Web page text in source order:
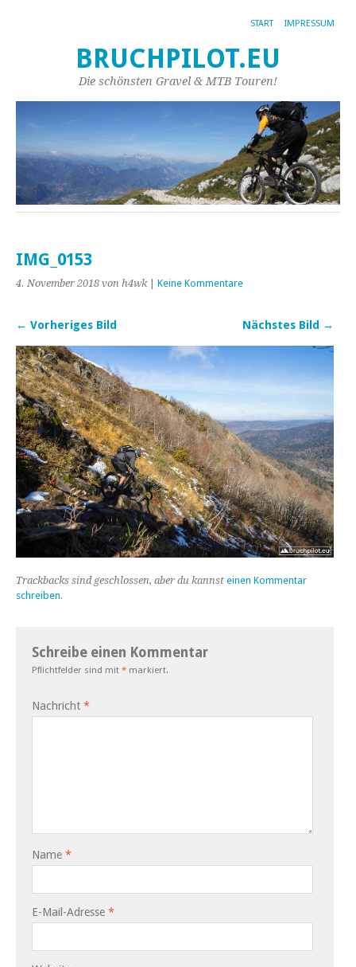
START IMPRESSUM
BRUCHPILOT.EU
Die schönsten Gravel & MTB Touren!
IMG_0153
4. November 2018 von h4wk| Keine Kommentare
← Vorheriges Bild Nächstes Bild →
Trackbacks sind geschlossen, aber du kannst einen Kommentar
schreiben.
Schreibe einen Kommentar
Pflichtfelder sind mit * markiert.
Nachricht *
Name *
E-Mail-Adresse *